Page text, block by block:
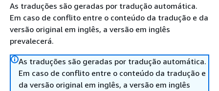
As traduções são geradas por tradução automática.
Em caso de conflito entre o conteúdo da tradução e da
versão original em inglês, a versão em inglês
prevalecerá.
As traduções são geradas por tradução automática.
Em caso de conflito entre o conteúdo da tradução e
da versão original em inglês, a versão em inglês